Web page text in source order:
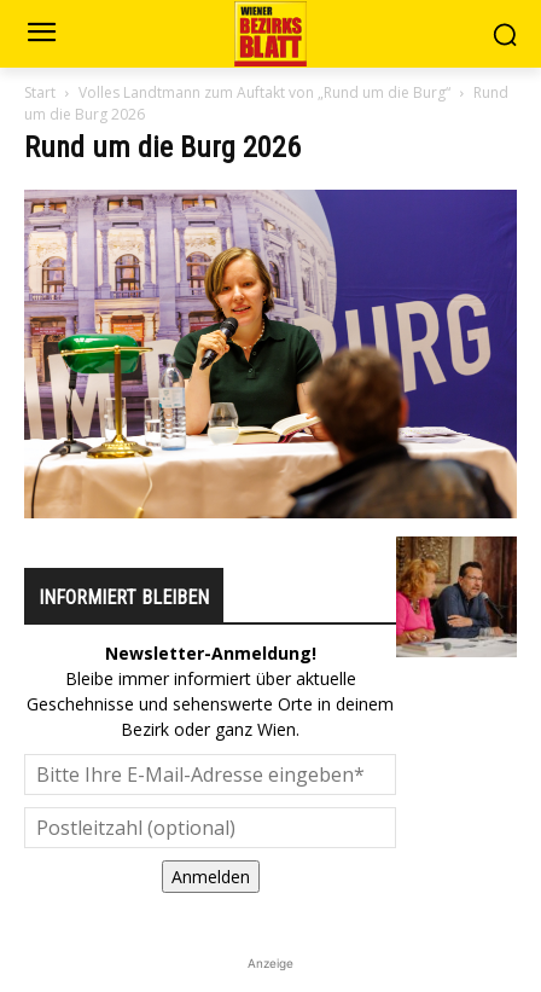
Start Volles Landtmann zum Auftakt von „Rund um die Burg“
Rund
um die Burg 2026
Rund um die Burg 2026
INFORMIERT BLEIBEN
Newsletter-Anmeldung!
Bleibe immer informiert über aktuelle
Geschehnisse und sehenswerte Orte in deinem
Bezirk oder ganz Wien.
Anmelden
Anzeige